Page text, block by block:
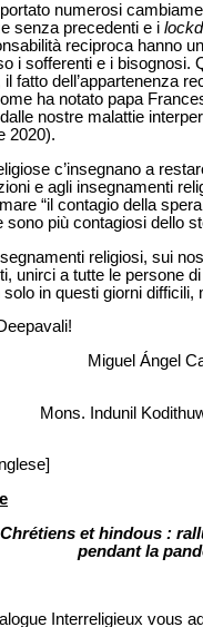
numerosi
senza precedenti e i
reciproca hanno
i sofferenti e i bisognosi.
il fatto dell’appartenenza
ha notato papa
nostre malattie
2020).
c’insegnano a
e agli insegnamenti
“il contagio della
più contagiosi dello
religiosi, sui
unirci a tutte le persone
in questi giorni
Miguel Ángel
Mons. Indunil
Chrétiens et hindous :
pendant la
Interreligieux